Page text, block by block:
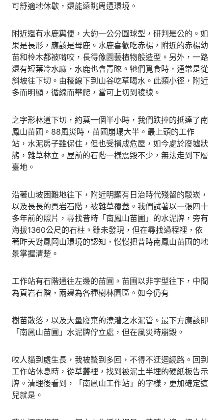
可舒適地休歇，還能遠眺周遭環境。
附近還有水鹿糞便，大約一公分圓球型，研判是公的。如
果是長形，應該是母鹿。水鹿喜歡吃赤楊，附近的赤楊幼
苗和柃木都被啃咬，長得像園藝植物般造型。另外，一路
還有短葉冷水麻，水鹿也會青睞。牠們覓食時，通常是從
斜坡往下切。由稜線下到山谷吃草喝水。此類小徑，附近
多而明顯，循線而攀爬，當可上切到稜線。
之字形林道下切，約莫一個半小時，我們跌撞的抵達了南
鳳山苗圃。88風災時，苗圃崩塌大半。最上頭的工作
站，水泥房子雖保住，但也受損成危屋，如今處於廢墟狀
態，雜草林立。屋前的石階一樣震毀不少，無法走到下層
臺地。
沿著山坡困難地往下，附近明顯有日治時代殘留的駁崁，
以及長長的頁岩石階，被雜草覆蓋。我們試著以一張四十
多年前的照片，尋找昔時「南鳳山苗圃」的水泥牌，旁有
海拔1360公尺的石柱。雖未發現，但在尋找過程裡，依
著昨天對鳳岡山環境的認知，慢慢把昔時南鳳山苗圃的地
景掌握清楚。
工作站有石階通往左邊的苗圃。苗圃以非字型往下，中間
為頁岩石階，兩邊為各種樹林園區。如今仍有
樹苗散落，以及大量廢棄的澆灌之水泥管。最下方應該即
「南鳳山苗圃」水泥牌佇立處，但在風災時崩毀。
咬人貓到處生長，我被蟞到多回，不得不迂迴繞路。回到
工作站休息時，從草叢裡，找到被泥土半埋的硬紙板告示
牌。清理後看到，「南鳳山工作站」的字樣，更加確定這
兒就是。